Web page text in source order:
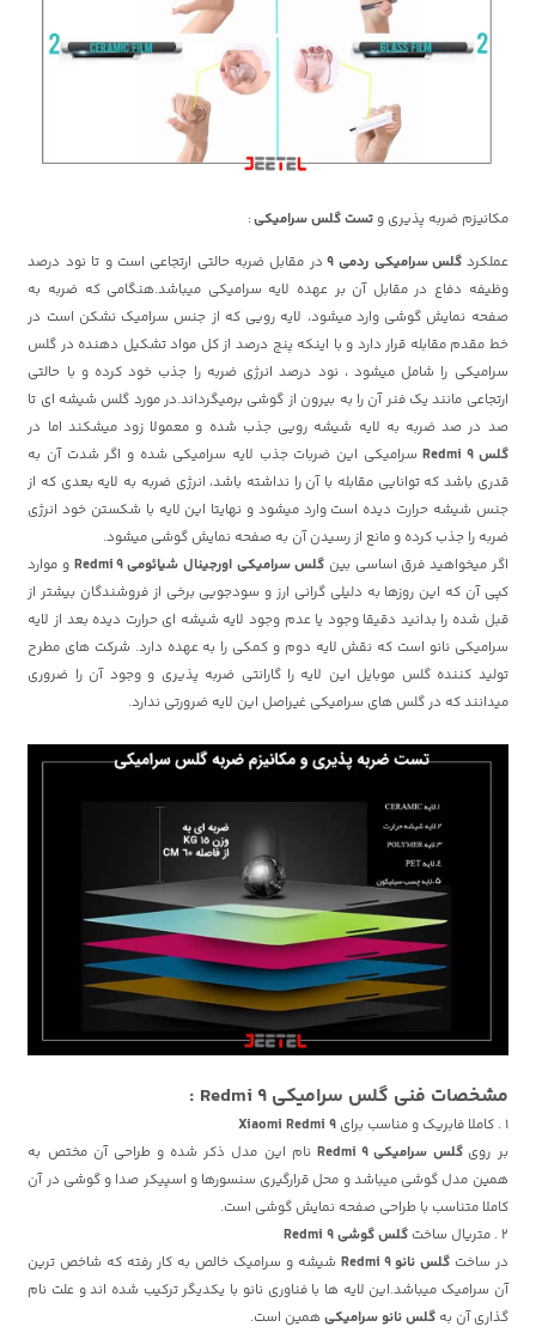
مکانیزم ضربه پذیری و تست گلس سرامیکی:
عملکرد گلس سرامیکی ردمی 9 در مقابل ضربه حالتی ارتجاعی است و تا نود درصد
وظیفه دفاع در مقابل آن بر عهده لایه سرامیکی میباشد.هنگامی که ضربه به
صفحه نمایش گوشی وارد میشود، لایه رویی که از جنس سرامیک نشکن است در
خط مقدم مقابله قرار دارد و با اینکه پنج درصد از کل مواد تشکیل دهنده در گلس
سرامیکی را شامل میشود ، نود درصد انرژی ضربه را جذب خود کرده و با حالتی
ارتجاعی مانند یک فنر آن را به بیرون از گوشی برمیگرداند.در مورد گلس شیشه ای تا
صد در صد ضربه به لایه شیشه رویی جذب شده و معمولا زود میشکند اما در
گلس Redmi 9
سرامیکی این ضربات جذب لایه سرامیکی شده و اگر شدت آن به
قدری باشد که توانایی مقابله با آن را نداشته باشد، انرژی ضربه به لایه بعدی که از
جنس شیشه حرارت دیده است وارد میشود و نهایتا این لایه با شکستن خود انرژی
ضربه را جذب کرده و مانع از رسیدن آن به صفحه نمایش گوشی میشود.
اگر میخواهید فرق اساسی بین گلس سرامیکی اورجینال شیائومیRedmi 9
و موارد
کپی آن که این روزها به دلیلی گرانی ارز و سودجویی برخی از فروشندگان بیشتر از
قبل شده را بدانید دقیقا وجود یا عدم وجود لایه شیشه ای حرارت دیده بعد از لایه
سرامیکی نانو است که نقش لایه دوم و کمکی را به عهده دارد. شرکت های مطرح
تولید کننده گلس موبایل این لایه را گارانتی ضربه پذیری و وجود آن را ضروری
میدانند که در گلس های سرامیکی غیراصل این لایه ضرورتی ندارد.
مشخصات فنی گلس سرامیکی Redmi 9 :
1 . کاملا فابریک و مناسب برای
Xiaomi Redmi 9
بر روی گلس سرامیکی Redmi 9
نام این مدل ذکر شده و طراحی آن مختص به
همین مدل گوشی میباشد و محل قرارگیری سنسورها و اسپیکر صدا و گوشی در آن
کاملا متناسب با طراحی صفحه نمایش گوشی است.
2 . متریال ساخت
گلس گوشی Redmi 9
در ساختگلس نانو Redmi 9
شیشه و سرامیک خالص به کار رفته که شاخص ترین
آن سرامیک میباشد.این لایه ها با فناوری نانو با یکدیگر ترکیب شده اند و علت نام
گذاری آن بهگلس نانو سرامیکیهمین است.